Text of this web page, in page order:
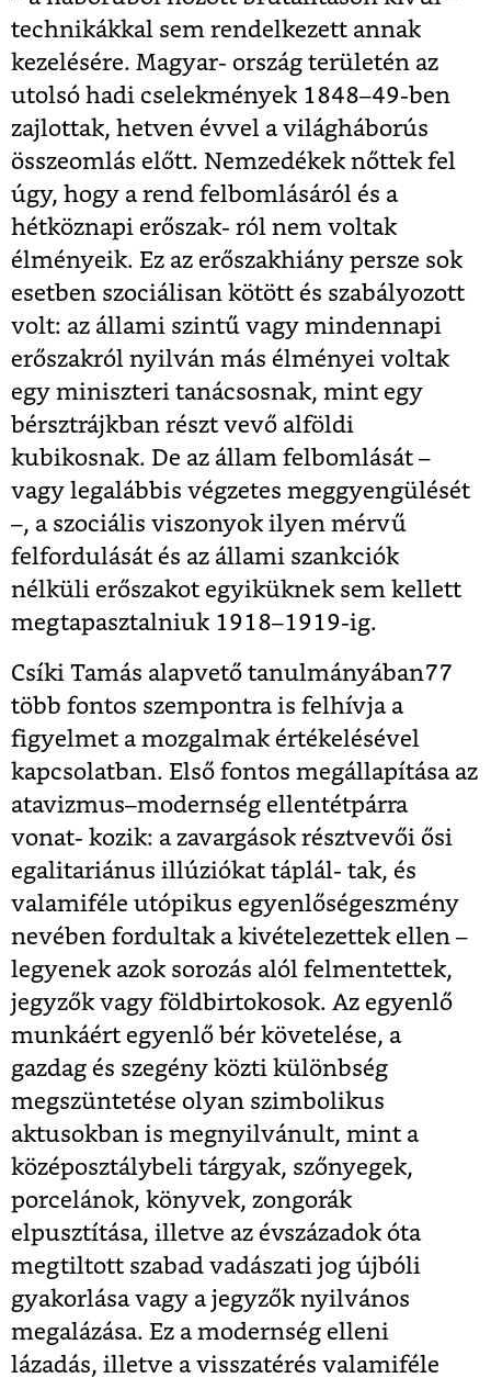
technikákkal sem rendelkezett annak
kezelésére. Magyar- ország területén az
utolsó hadi cselekmények 1848–49-ben
zajlottak, hetven évvel a világháborús
összeomlás előtt. Nemzedékek nőttek fel
úgy, hogy a rend felbomlásáról és a
hétköznapi erőszak- ról nem voltak
élményeik. Ez az erőszakhiány persze sok
esetben szociálisan kötött és szabályozott
volt: az állami szintű vagy mindennapi
erőszakról nyilván más élményei voltak
egy miniszteri tanácsosnak, mint egy
bérsztrájkban részt vevő alföldi
kubikosnak. De az állam felbomlását –
vagy legalábbis végzetes meggyengülését
–, a szociális viszonyok ilyen mérvű
felfordulását és az állami szankciók
nélküli erőszakot egyiküknek sem kellett
megtapasztalniuk 1918–1919-ig.
Csíki Tamás alapvető tanulmányában77
több fontos szempontrais felhívja a
figyelmet a mozgalmak értékelésével
kapcsolatban. Első fontos megállapítása az
atavizmus–modernség ellentétpárra
vonat- kozik: a zavargások résztvevői ősi
egalitariánus illúziókat táplál- tak, és
valamiféle utópikus egyenlőségeszmény
nevében fordultak a kivételezettek ellen –
legyenek azok sorozás alól felmentettek,
jegyzők vagy földbirtokosok. Az egyenlő
munkáért egyenlő bér követelése, a
gazdag és szegény közti különbség
megszüntetése olyan szimbolikus
aktusokban is megnyilvánult, mint a
középosztálybeli tárgyak, szőnyegek,
porcelánok, könyvek, zongorák
elpusztítása, illetve az évszázadok óta
megtiltott szabad vadászati jog újbóli
gyakorlása vagy a jegyzők nyilvános
megalázása. Ez a modernség elleni
lázadás, illetve a visszatérés valamiféle